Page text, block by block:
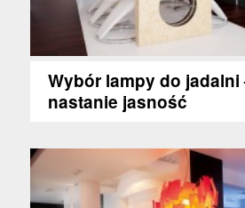
Wybór lampy do jadalni
nastanie jasność